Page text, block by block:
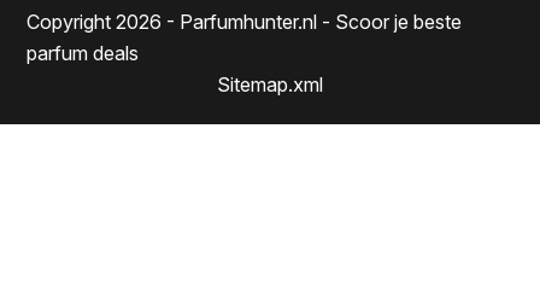
Copyright 2026 - Parfumhunter.nl - Scoor je beste
parfum deals
Sitemap.xml